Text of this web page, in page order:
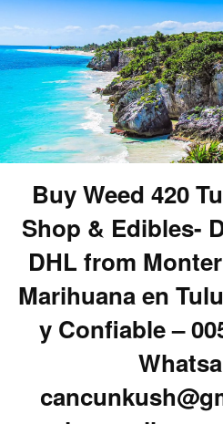
Buy Weed 420
Shop & Edibles-
DHL from
Marihuana en
y Confiable –